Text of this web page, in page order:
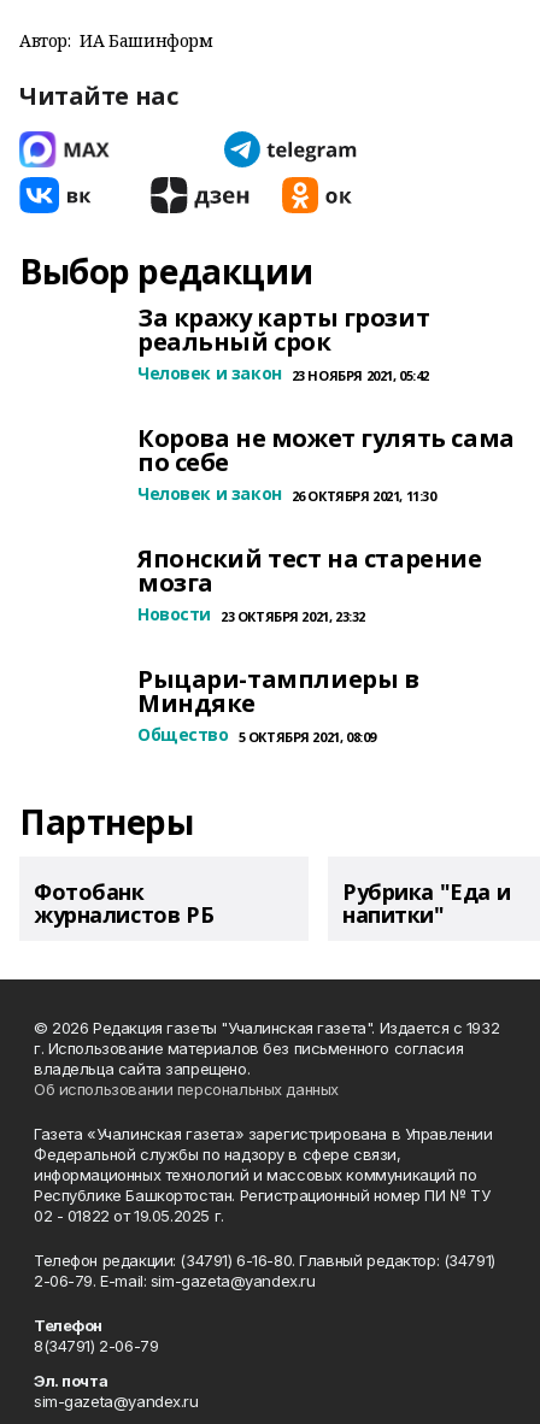
Автор: ИА Башинформ
Читайте нас
Выбор редакции
За кражу карты грозит
реальный срок
Человек и закон 23 НОЯБРЯ 2021, 05:42
Корова не может гулять сама
по себе
Человек и закон 26 ОКТЯБРЯ 2021, 11:30
Японский тест на старение
мозга
Новости 23 ОКТЯБРЯ 2021, 23:32
Рыцари-тамплиеры в
Миндяке
Общество 5 ОКТЯБРЯ 2021, 08:09
Партнеры
Фотобанк
журналистов РБ
Рубрика "Еда и
напитки"
© 2026 Редакция газеты "Учалинская газета". Издается с 1932
г. Использование материалов без письменного согласия
владельца сайта запрещено.
Об использовании персональных данных
Газета «Учалинская газета» зарегистрирована в Управлении
Федеральной службы по надзору в сфере связи,
информационных технологий и массовых коммуникаций по
Республике Башкортостан. Регистрационный номер ПИ № ТУ
02 - 01822 от 19.05.2025 г.
Телефон редакции: (34791) 6-16-80. Главный редактор: (34791)
2-06-79. Е-mаil: sim-gazeta@yandex.ru
Телефон
8(34791) 2-06-79
Эл. почта
sim-gazeta@yandex.ru